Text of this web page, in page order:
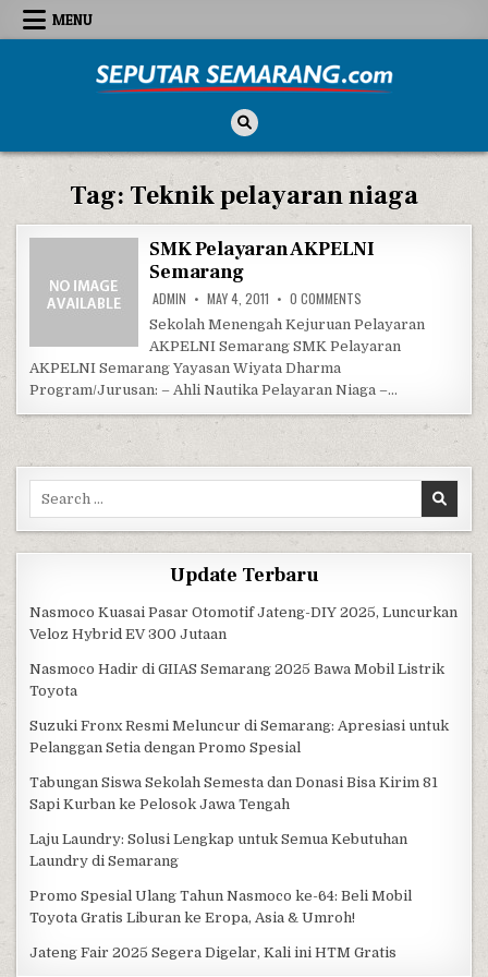
Skip to content
MENU
Tag: Teknik pelayaran niaga
SMK Pelayaran AKPELNI
Semarang
ADMIN MAY 4, 2011 0 COMMENTS
Sekolah Menengah Kejuruan Pelayaran
AKPELNI Semarang SMK Pelayaran
AKPELNI Semarang Yayasan Wiyata Dharma
Program/Jurusan: – Ahli Nautika Pelayaran Niaga –…
Search for:
Update Terbaru
Nasmoco Kuasai Pasar Otomotif Jateng-DIY 2025, Luncurkan
Veloz Hybrid EV 300 Jutaan
Nasmoco Hadir di GIIAS Semarang 2025 Bawa Mobil Listrik
Toyota
Suzuki Fronx Resmi Meluncur di Semarang: Apresiasi untuk
Pelanggan Setia dengan Promo Spesial
Tabungan Siswa Sekolah Semesta dan Donasi Bisa Kirim 81
Sapi Kurban ke Pelosok Jawa Tengah
Laju Laundry: Solusi Lengkap untuk Semua Kebutuhan
Laundry di Semarang
Promo Spesial Ulang Tahun Nasmoco ke-64: Beli Mobil
Toyota Gratis Liburan ke Eropa, Asia & Umroh!
Jateng Fair 2025 Segera Digelar, Kali ini HTM Gratis